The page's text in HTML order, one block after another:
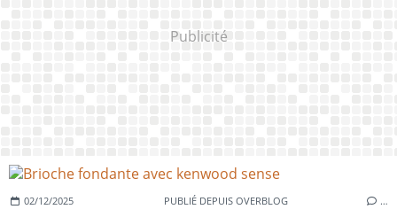
Publicité
02/12/2025 PUBLIÉ DEPUIS OVERBLOG …